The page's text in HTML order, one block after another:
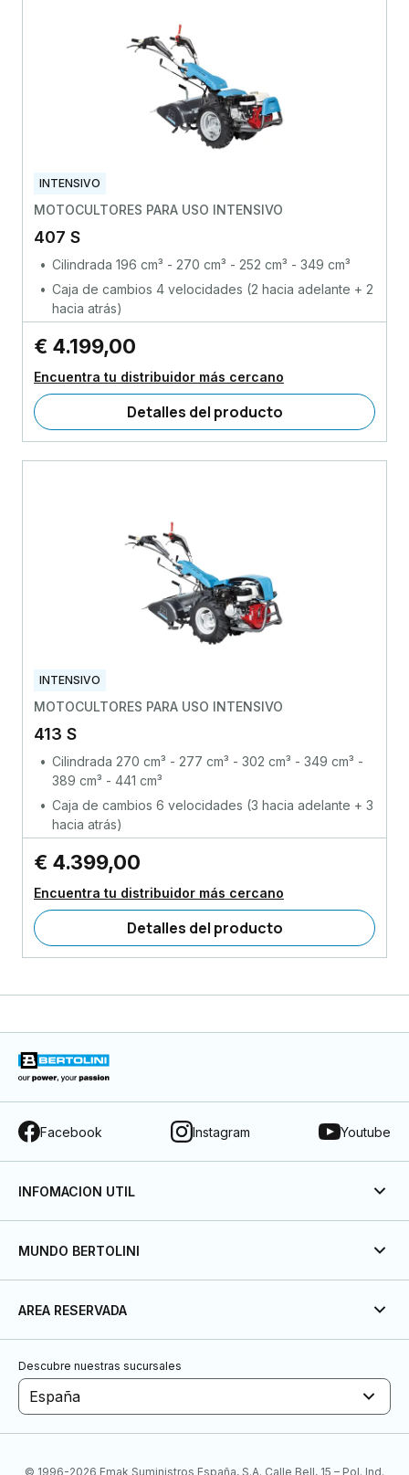
INTENSIVO
MOTOCULTORES PARA USO INTENSIVO
407 S
Cilindrada 196 cm³ - 270 cm³ - 252 cm³ - 349 cm³
Caja de cambios 4 velocidades (2 hacia adelante + 2
hacia atrás)
€ 4.199,00
Encuentra tu distribuidor más cercano
Detalles del producto
INTENSIVO
MOTOCULTORES PARA USO INTENSIVO
413 S
Cilindrada 270 cm³ - 277 cm³ - 302 cm³ - 349 cm³ -
389 cm³ - 441 cm³
Caja de cambios 6 velocidades (3 hacia adelante + 3
hacia atrás)
€ 4.399,00
Encuentra tu distribuidor más cercano
Detalles del producto
Facebook Instagram Youtube
INFOMACION UTIL
MUNDO BERTOLINI
AREA RESERVADA
Descubre nuestras sucursales
España
© 1996-2026 Emak Suministros España, S.A. Calle Bell, 15 – Pol. Ind.